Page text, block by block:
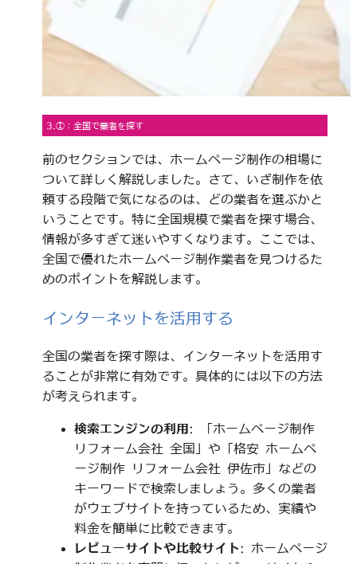
3.①：全国で業者を探す
前のセクションでは、ホームページ制作の相場に
ついて詳しく解説しました。さて、いざ制作を依
頼する段階で気になるのは、どの業者を選ぶかと
いうことです。特に全国規模で業者を探す場合、
情報が多すぎて迷いやすくなります。ここでは、
全国で優れたホームページ制作業者を見つけるた
めのポイントを解説します。
インターネットを活用する
全国の業者を探す際は、インターネットを活用す
ることが非常に有効です。具体的には以下の方法
が考えられます。
検索エンジンの利用 : 「ホームページ制作
リフォーム会社 全国」や「格安 ホームペ
ージ制作 リフォーム会社 伊佐市」などの
キーワードで検索しましょう。多くの業者
がウェブサイトを持っているため、実績や
料金を簡単に比較できます。
レビューサイトや比較サイト: ホームページ